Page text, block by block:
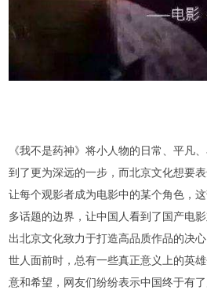
《我不是药神》将小人物的日常、平凡
到了更为深远的一步，而北京文化想要
让每个观影者成为电影中的某个角色，
多话题的边界，让中国人看到了国产电
出北京文化致力于打造高品质作品的决心
世人面前时，总有一些真正意义上的英
意和希望，网友们纷纷表示中国终于有